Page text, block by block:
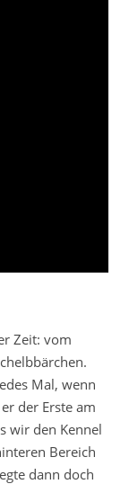
Zeit: vom
Mal, wenn
der Erste am
wir den Kennel
Bereich
dann doch